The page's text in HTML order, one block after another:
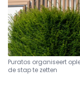
Puratos organiseert
de stap te zetten